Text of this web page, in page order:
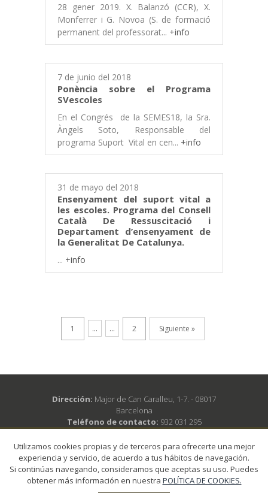
28 gener 2019. X. Balanzó (CCR), X.
Monferrer i G. Novoa (S. de formació
permanent del professorat... +info
7 de junio del 2018
Ponència sobre el Programa
SVescoles
En el Congrés de la SEMES18, la Sra.
Àngels Soto, Responsable del
programa Suport Vital en cen... +info
31 de mayo del 2018
Ensenyament del suport vital a
les escoles. Programa del Consell
Català De Ressuscitació i
Departament d’ensenyament de
la Generalitat De Catalunya.
... +info
1 ... ... 2 Siguiente »
Dirección: Major de Can Caralleu, 1-7. - 08017
Barcelona
Teléfono de contacto: 932 031 295
Horario de atención:De lunes a viernes de 10 a 12h
y también los martes y los jueves de 16 a 18h
Utilizamos cookies propias y de terceros para ofrecerte una mejor
experiencia y servicio, de acuerdo a tus hábitos de navegación.
Si continúas navegando, consideramos que aceptas su uso. Puedes
obtener más información en nuestra POLÍTICA DE COOKIES.